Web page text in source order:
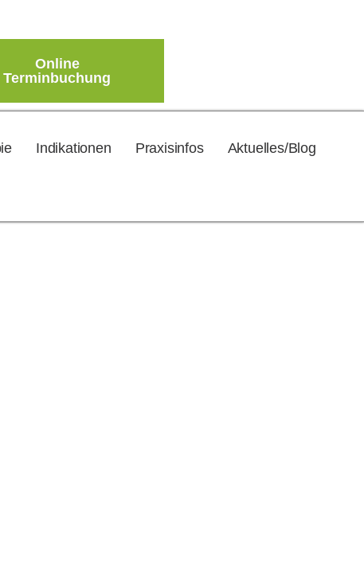
Online
Terminbuchung
Indikationen Praxisinfos Aktuelles/Blog